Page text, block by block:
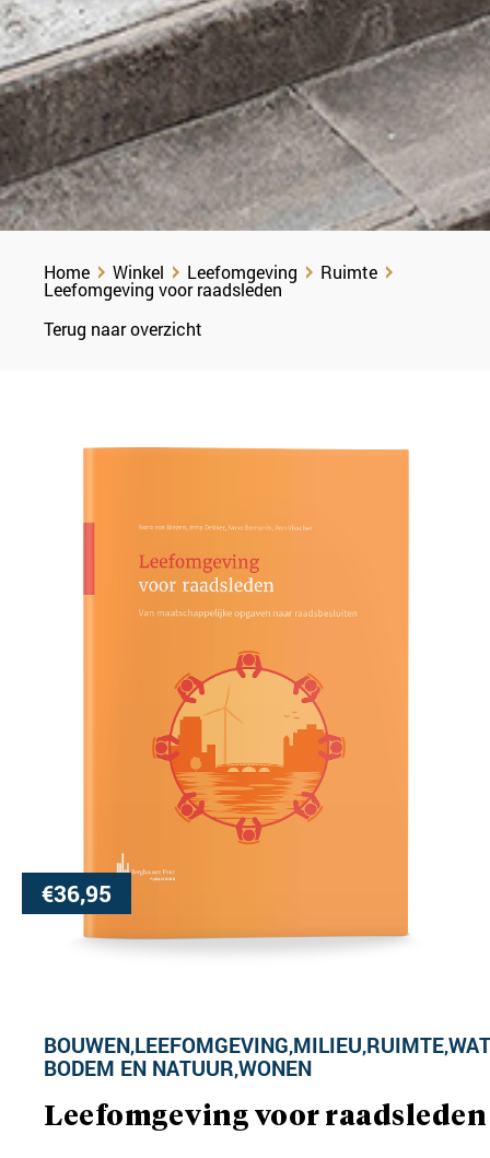
Home Winkel Leefomgeving Ruimte
Leefomgeving voor raadsleden
Terug naar overzicht
€36,95
BOUWEN,LEEFOMGEVING,MILIEU,RUIMTE,
BODEM EN NATUUR,WONEN
Leefomgeving voor raadsleden